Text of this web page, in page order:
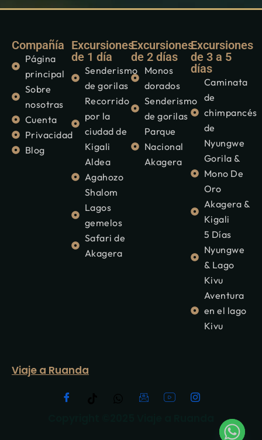
Compañía
Página
principal
Sobre
nosotras
Cuenta
Privacidad
Blog
Excursiones
de 1 día
Senderismo
de gorilas
Recorrido
por la
ciudad de
Kigali
Aldea
Agahozo
Shalom
Lagos
gemelos
Safari de
Akagera
Excursiones
de 2 días
Monos
dorados
Senderismo
de gorilas
Parque
Nacional
Akagera
Excursiones
de 3 a 5
días
Caminata
de
chimpancés
de
Nyungwe
Gorila &
Mono De
Oro
Akagera &
Kigali
5 Días
Nyungwe
& Lago
Kivu
Aventura
en el lago
Kivu
Viaje a Ruanda